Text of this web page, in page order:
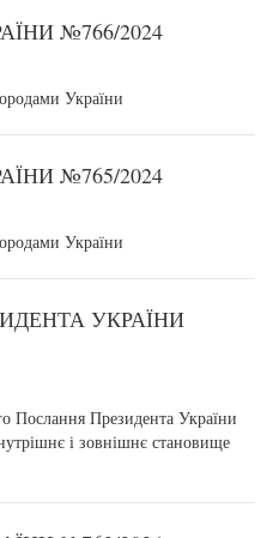
№766/2024
України
№765/2024
України
УКРАЇНИ
Послання Президента України
і зовнішнє становище